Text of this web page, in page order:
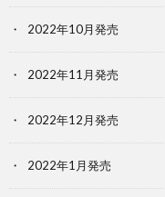
2022年10月発売
2022年11月発売
2022年12月発売
2022年1月発売